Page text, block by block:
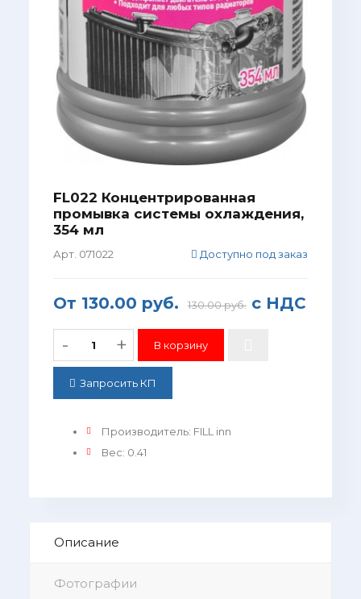
FL022 Концентрированная
промывка системы охлаждения,
354 мл
Арт. 071022 Доступно под заказ
От 130.00 руб. 130.00 руб.с НДС
- +
Запросить КП
Производитель: FILL inn
Вес: 0.41
Описание
Фотографии